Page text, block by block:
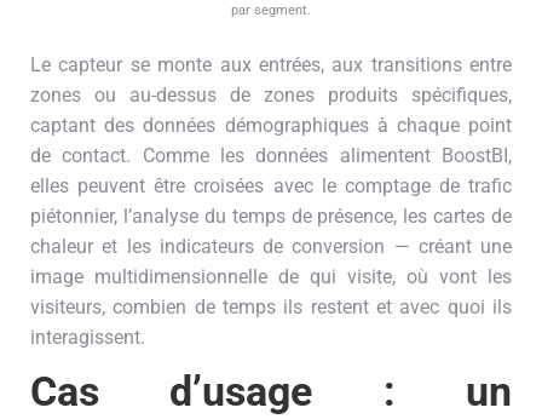
par segment.
Le capteur se monte aux entrées, aux transitions entre
zones ou au-dessus de zones produits spécifiques,
captant des données démographiques à chaque point
de contact. Comme les données alimentent BoostBI,
elles peuvent être croisées avec le comptage de trafic
piétonnier, l’analyse du temps de présence, les cartes de
chaleur et les indicateurs de conversion — créant une
image multidimensionnelle de qui visite, où vont les
visiteurs, combien de temps ils restent et avec quoi ils
interagissent.
Cas d’usage : un